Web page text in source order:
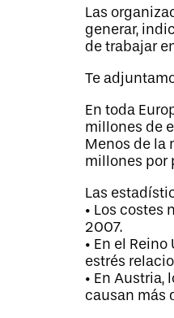
Las
generar,
de trabajar
Te
En toda
millones de
Menos de la
millones por
Las
• Los costes
2007.
• En el
estrés
• En
causan más